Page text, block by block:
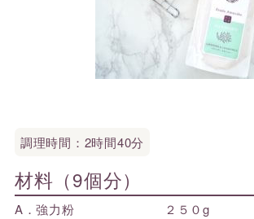
調理時間：2時間40分
材料（9個分）
A．強力粉 ２５０g